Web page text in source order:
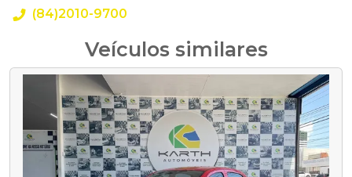
(84)2010-9700
Veículos similares